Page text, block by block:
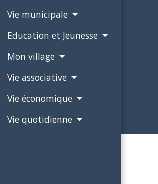
Vie municipale
Education et Jeunesse
Mon village
Vie associative
Vie économique
Vie quotidienne